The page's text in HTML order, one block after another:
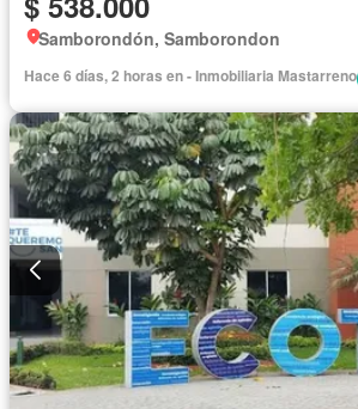
Samborondón, Samborondon
Hace 6 días, 2 horas en - Inmobiliaria Mastarreno